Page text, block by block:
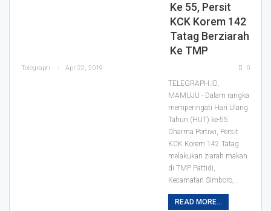
Ke 55, Persit
KCK Korem 142
Tatag Berziarah
Ke TMP
Telegraph Apr 22, 2019 0
TELEGRAPH.ID,
MAMUJU - Dalam rangka
memperingati Hari Ulang
Tahun (HUT) ke-55
Dharma Pertiwi, Persit
KCK Korem 142 Tatag
melakukan ziarah makan
di TMP Pattidi,
Kecamatan Simboro,…
READ MORE...